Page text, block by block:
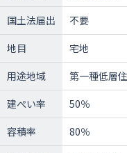
国土法届出
不要
地目
宅地
用途地域
第一種低層
建ぺい率
50％
容積率
80％